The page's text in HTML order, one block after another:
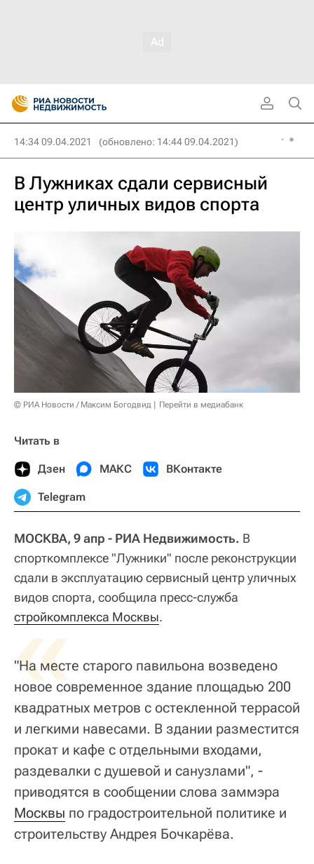
14:34 09.04.2021 (обновлено: 14:44 09.04.2021)
В Лужниках сдали сервисный
центр уличных видов спорта
© РИА Новости / Максим Богодвид Перейти в медиабанк
Читать в
Дзен МАКС ВКонтакте
Telegram
МОСКВА, 9 апр - РИА Недвижимость. В
спорткомплексе "Лужники" после реконструкции
сдали в эксплуатацию сервисный центр уличных
видов спорта, сообщила пресс-служба
стройкомплекса Москвы.
«
"На месте старого павильона возведено
новое современное здание площадью 200
квадратных метров с остекленной террасой
и легкими навесами. В здании разместится
прокат и кафе с отдельными входами,
раздевалки с душевой и санузлами", -
приводятся в сообщении слова заммэра
Москвы по градостроительной политике и
строительству Андрея Бочкарёва.